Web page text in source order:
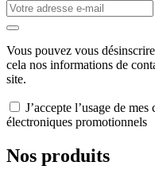
Vous pouvez vous
cela nos informations de
site.
J’accepte l’usage de
électroniques promotionnels
Nos produits